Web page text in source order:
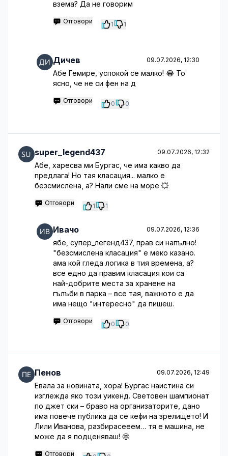
взема? Да не говорим
Отговори 1 1
Дичев 09.07.2026, 12:30
Абе Гемире, успокой се малко! 😂 То
ясно, че не си фен на д
Отговори 0 0
super_legend437 09.07.2026, 12:32
Абе, харесва ми Бургас, че има какво да
предлага! Но тая класация... малко е
безсмислена, а? Нали сме на море 💥
Отговори 1 1
Ивачо 09.07.2026, 12:36
ябе, супер_легенд437, прав си напълно!
"безсмислена класация" е меко казано.
ама кой гледа логика в тия времена, а?
все едно да правим класация кои са
най-добрите места за хранене на
гълъби в парка – все тая, важното е да
има нещо "интересно" да пишеш.
Отговори 0 0
Пенов 09.07.2026, 12:49
Евала за новината, хора! Бургас наистина си
изглежда яко този уикенд. Световен шампионат
по джет ски – браво на организаторите, дано
има повече публика да се кефи на зрелището! И
Лили Иванова, разбирасееем… тя е машина, не
може да я подценяваш! 🤩
Отговори